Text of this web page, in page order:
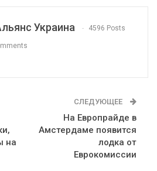
Украина 4596 Posts
на
СЛЕДУЮЩЕЕ
На Европрайде в
Амстердаме появится
лодка от
Еврокомиссии